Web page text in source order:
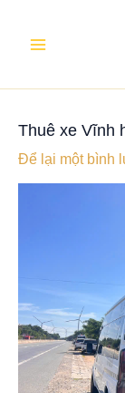
Thuê xe Vĩnh
Để lại một bình